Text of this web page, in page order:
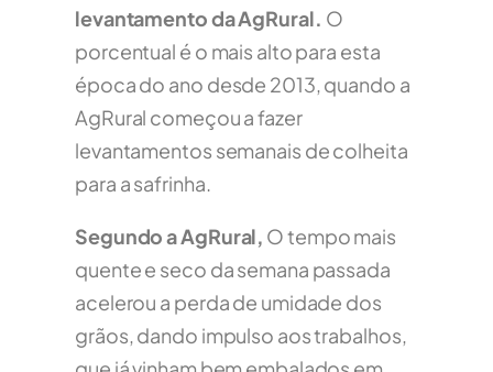
levantamento da AgRural. O
porcentual é o mais alto para esta
época do ano desde 2013, quando a
AgRural começou a fazer
levantamentos semanais de colheita
para a safrinha.
Segundo a AgRural, O tempo mais
quente e seco da semana passada
acelerou a perda de umidade dos
grãos, dando impulso aos trabalhos,